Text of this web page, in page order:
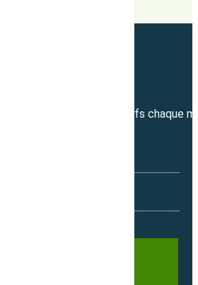
à nos bons plans exclusifs chaque